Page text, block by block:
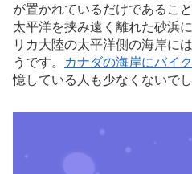
が置かれているだけであるこ
太平洋を挟み遠く離れた砂浜
リカ大陸の太平洋側の海岸に
うです。
カナダの海岸にバイ
憶している人も少なくないでし